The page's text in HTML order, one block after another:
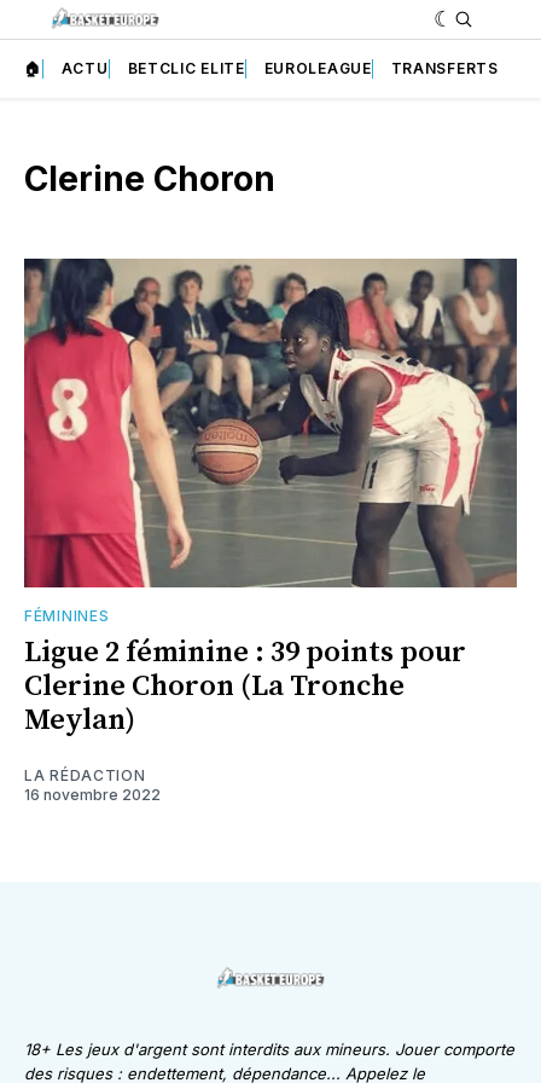
🏠 ACTU BETCLIC ELITE EUROLEAGUE TRANSFERTS
Clerine Choron
FÉMININES
Ligue 2 féminine : 39 points pour
Clerine Choron (La Tronche
Meylan)
LA RÉDACTION
16 novembre 2022
18+ Les jeux d'argent sont interdits aux mineurs. Jouer comporte
des risques : endettement, dépendance... Appelez le